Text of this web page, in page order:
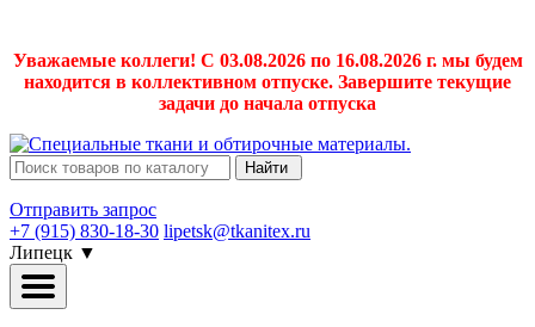
Уважаемые коллеги! С 03.08.2026 по 16.08.2026 г. мы будем
находится в коллективном отпуске. Завершите текущие
задачи до начала отпуска
Найти
Отправить запрос
+7 (915) 830-18-30 lipetsk@tkanitex.ru
Липецк ▼